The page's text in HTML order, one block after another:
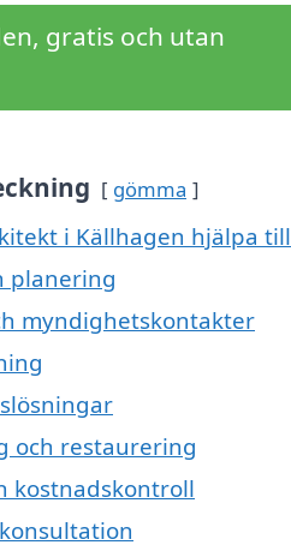
gratis och utan
gömma
i Källhagen hjälpa
planering
myndighetskontakter
och restaurering
kostnadskontroll